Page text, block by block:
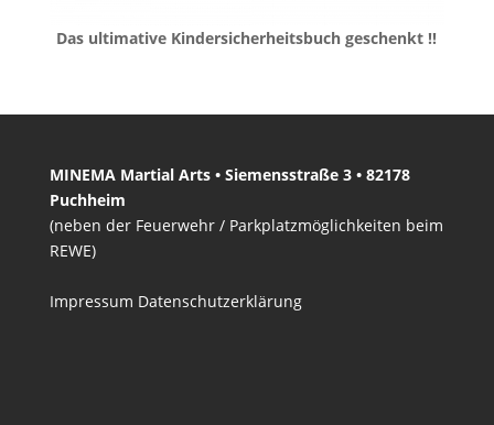
Das ultimative Kindersicherheitsbuch geschenkt !!
MINEMA Martial Arts • Siemensstraße 3 • 82178
Puchheim
(neben der Feuerwehr / Parkplatzmöglichkeiten beim
REWE)
Impressum Datenschutzerklärung